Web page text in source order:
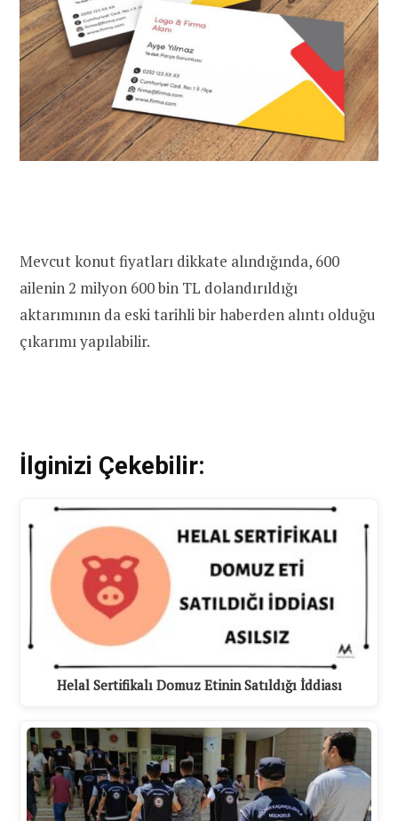
Mevcut konut fiyatları dikkate alındığında, 600
ailenin 2 milyon 600 bin TL dolandırıldığı
aktarımının da eski tarihli bir haberden alıntı olduğu
çıkarımı yapılabilir.
İlginizi Çekebilir:
Helal Sertifikalı Domuz Etinin Satıldığı İddiası